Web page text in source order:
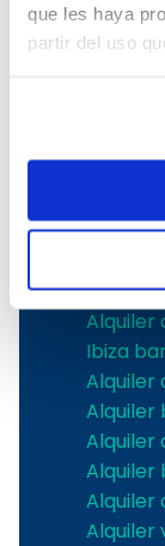
que les haya
partir del uso
Alquiler
Alquiler
Alquiler
Ibiza
Alquiler
Alquiler
Alquiler
Alquiler
Alquiler
Alquiler